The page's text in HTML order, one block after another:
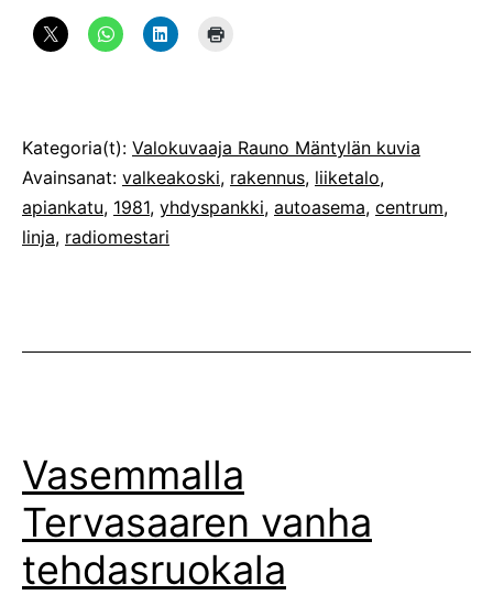
Julkaistu
Kategoria(t): Valokuvaaja Rauno Mäntylän kuvia
Avainsanat: valkeakoski, rakennus, liiketalo,
apiankatu, 1981, yhdyspankki, autoasema, centrum,
linja, radiomestari
Vasemmalla
Tervasaaren vanha
tehdasruokala